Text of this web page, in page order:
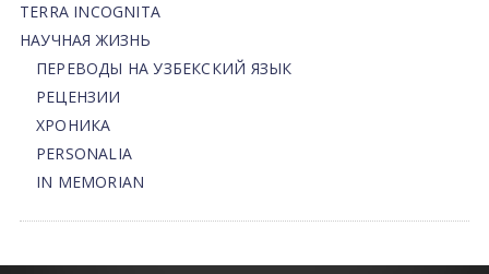
TERRA INCOGNITA
НАУЧНАЯ ЖИЗНЬ
ПЕРЕВОДЫ НА УЗБЕКСКИЙ ЯЗЫК
РЕЦЕНЗИИ
ХРОНИКА
PERSONALIA
IN MEMORIAN